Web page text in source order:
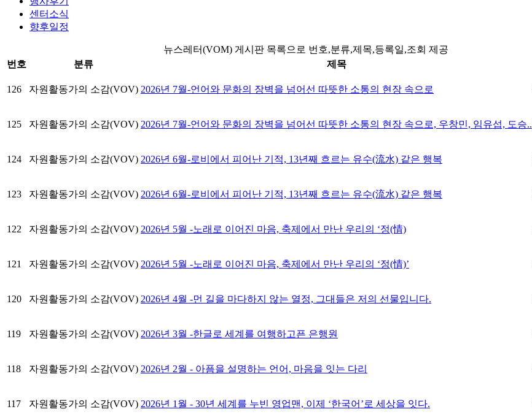
센터소식
향후일정
뉴스레터(VOM) 게시판 목록으로 번호,분류,제목,등록일,조회 제공
번호
분류 제목
126 자원활동가의 소감(VOV) 2026년 7월-언어와 문화의 장벽을 넘어선 따뜻한 소통의 현장 속으로
125 자원활동가의 소감(VOV) 2026년 7월-언어와 문화의 장벽을 넘어선 따뜻한 소통의 현장 속으로, 우창민, 임유섭, 도승..
124 자원활동가의 소감(VOV) 2026년 6월-로비에서 피어난 기적, 13년째 흐르는 유수(流水) 같은 행복
123 자원활동가의 소감(VOV) 2026년 6월-로비에서 피어난 기적, 13년째 흐르는 유수(流水) 같은 행복
122 자원활동가의 소감(VOV) 2026년 5월 -노래로 이어진 마음, 축제에서 만난 우리의 ‘정(情)
121 자원활동가의 소감(VOV) 2026년 5월 -노래로 이어진 마음, 축제에서 만난 우리의 ‘정(情)’
120 자원활동가의 소감(VOV) 2026년 4월 -먼 길을 마다하지 않는 열정, 그대들은 저의 선물입니다.
119 자원활동가의 소감(VOV) 2026년 3월 -한글로 세계를 여행하고픈 은행원
118 자원활동가의 소감(VOV) 2026년 2월 - 아픔을 설명하는 언어, 마음을 잇는 다리
117 자원활동가의 소감(VOV) 2026년 1월 - 30년 세계를 누빈 영업맨, 이제 ‘한국어’로 세상을 잇다.